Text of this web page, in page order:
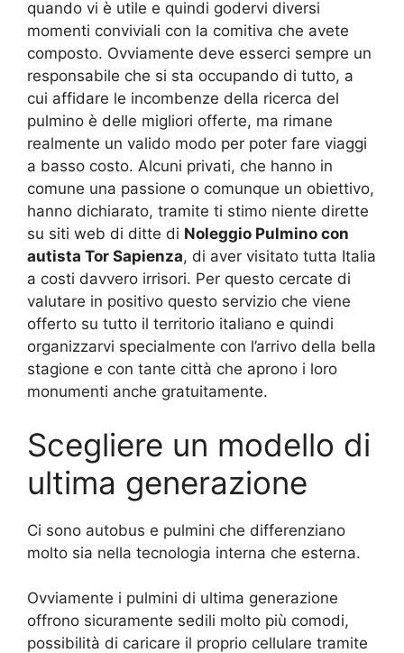
quando vi è utile e quindi godervi diversi
momenti conviviali con la comitiva che avete
composto. Ovviamente deve esserci sempre un
responsabile che si sta occupando di tutto, a
cui affidare le incombenze della ricerca del
pulmino è delle migliori offerte, ma rimane
realmente un valido modo per poter fare viaggi
a basso costo. Alcuni privati, che hanno in
comune una passione o comunque un obiettivo,
hanno dichiarato, tramite ti stimo niente dirette
su siti web di ditte di Noleggio Pulmino con
autista Tor Sapienza, di aver visitato tutta Italia
a costi davvero irrisori. Per questo cercate di
valutare in positivo questo servizio che viene
offerto su tutto il territorio italiano e quindi
organizzarvi specialmente con l’arrivo della bella
stagione e con tante città che aprono i loro
monumenti anche gratuitamente.
Scegliere un modello di
ultima generazione
Ci sono autobus e pulmini che differenziano
molto sia nella tecnologia interna che esterna.
Ovviamente i pulmini di ultima generazione
offrono sicuramente sedili molto più comodi,
possibilità di caricare il proprio cellulare tramite